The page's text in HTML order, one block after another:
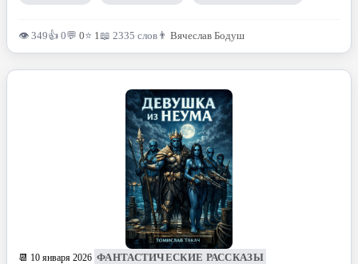
👁 349👍 0💬 0⭐ 1📖 2335 слов 👨 Вячеслав Бодуш
📆 10 января 2026 ФАНТАСТИЧЕСКИЕ РАССКАЗЫ